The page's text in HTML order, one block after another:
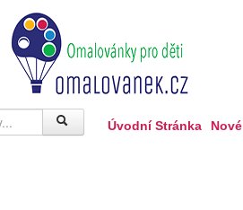
Úvodní Stránka Nové